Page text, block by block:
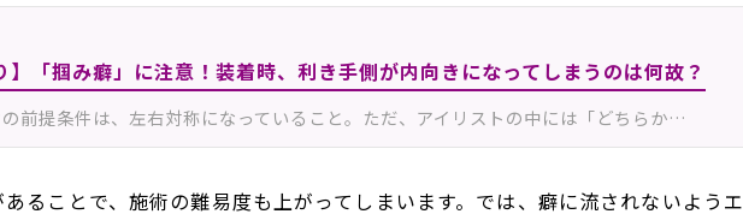
】「掴み癖」に注意！装着時、利き手側が内向きになってしまうのは何故？
前提条件は、左右対称になっていること。ただ、アイリストの中には「どちらか…
ることで、施術の難易度も上がってしまいます。では、癖に流されないようエ